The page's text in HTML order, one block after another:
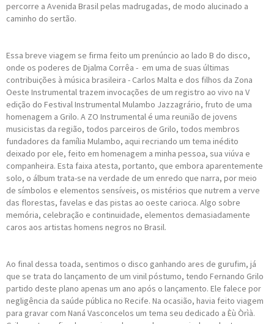
percorre a Avenida Brasil pelas madrugadas, de modo alucinado a
caminho do sertão.
Essa breve viagem se firma feito um prenúncio ao lado B do disco,
onde os poderes de Djalma Corrêa - em uma de suas últimas
contribuições à música brasileira - Carlos Malta e dos filhos da Zona
Oeste Instrumental trazem invocações de um registro ao vivo na V
edição do Festival Instrumental Mulambo Jazzagrário, fruto de uma
homenagem a Grilo. A ZO Instrumental é uma reunião de jovens
musicistas da região, todos parceiros de Grilo, todos membros
fundadores da família Mulambo, aqui recriando um tema inédito
deixado por ele, feito em homenagem a minha pessoa, sua viúva e
companheira. Esta faixa atesta, portanto, que embora aparentemente
solo, o álbum trata-se na verdade de um enredo que narra, por meio
de símbolos e elementos sensíveis, os mistérios que nutrem a verve
das florestas, favelas e das pistas ao oeste carioca. Algo sobre
memória, celebração e continuidade, elementos demasiadamente
caros aos artistas homens negros no Brasil.
Ao final dessa toada, sentimos o disco ganhando ares de gurufim, já
que se trata do lançamento de um vinil póstumo, tendo Fernando Grilo
partido deste plano apenas um ano após o lançamento. Ele falece por
negligência da saúde pública no Recife. Na ocasião, havia feito viagem
para gravar com Naná Vasconcelos um tema seu dedicado a Èù Òrìà.